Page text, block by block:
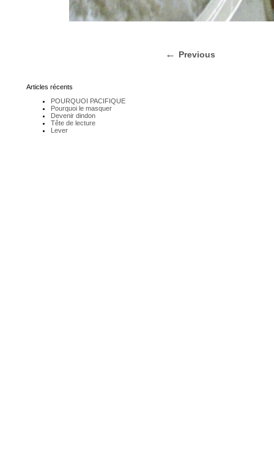
Previous
Articles récents
POURQUOI PACIFIQUE
Pourquoi le masquer
Devenir dindon
Tête de lecture
Lever